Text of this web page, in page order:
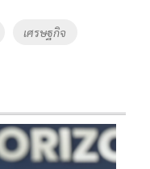
เศรษฐกิจ